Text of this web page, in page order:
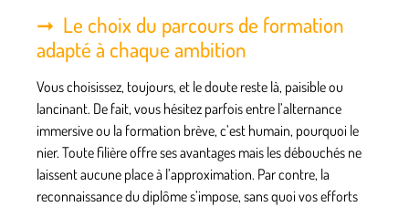
Le choix du parcours de formation
adapté à chaque ambition
Vous choisissez, toujours, et le doute reste là, paisible ou
lancinant. De fait, vous hésitez parfois entre l’alternance
immersive ou la formation brève, c’est humain, pourquoi le
nier. Toute filière offre ses avantages mais les débouchés ne
laissent aucune place à l’approximation. Par contre, la
reconnaissance du diplôme s’impose, sans quoi vos efforts